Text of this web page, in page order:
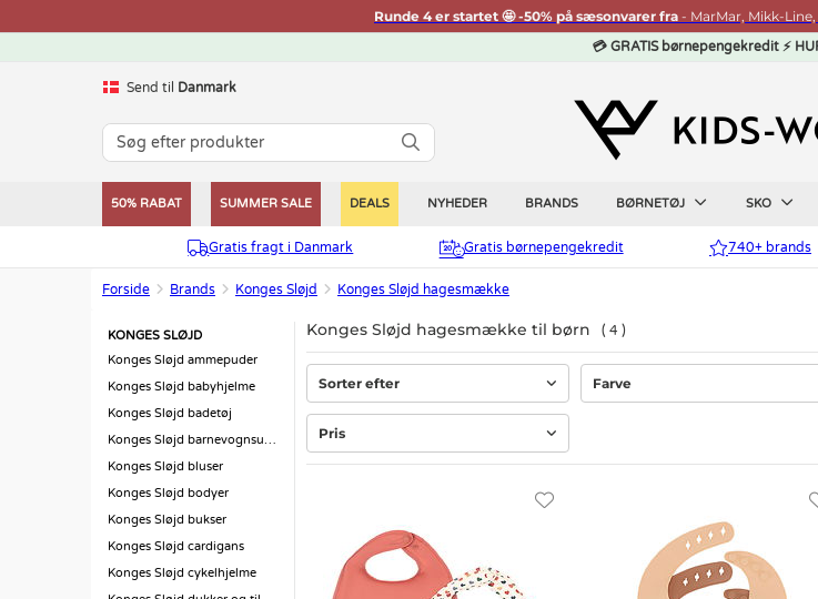
Runde 4 er startet 🤩 -50% på sæsonvarer fra - MarMar, Mikk-
💳 GRATIS børnepengekredit ⚡
Send til Danmark
50% RABAT SUMMER SALE DEALS NYHEDER BRANDS BØRNETØJ SKO
Gratis fragt i Danmark Gratis børnepengekredit 740+ brands
Forside Brands Konges Sløjd Konges Sløjd hagesmække
KONGES SLØJD
Konges Sløjd ammepuder
Konges Sløjd babyhjelme
Konges Sløjd badetøj
Konges Sløjd barnevognsudstyr
Konges Sløjd bluser
Konges Sløjd bodyer
Konges Sløjd bukser
Konges Sløjd cardigans
Konges Sløjd cykelhjelme
Konges Sløjd hagesmække til børn 4
Sorter efter Farve
Pris